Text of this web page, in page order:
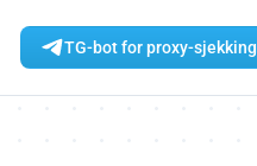
TG-bot for proxy-sjekking